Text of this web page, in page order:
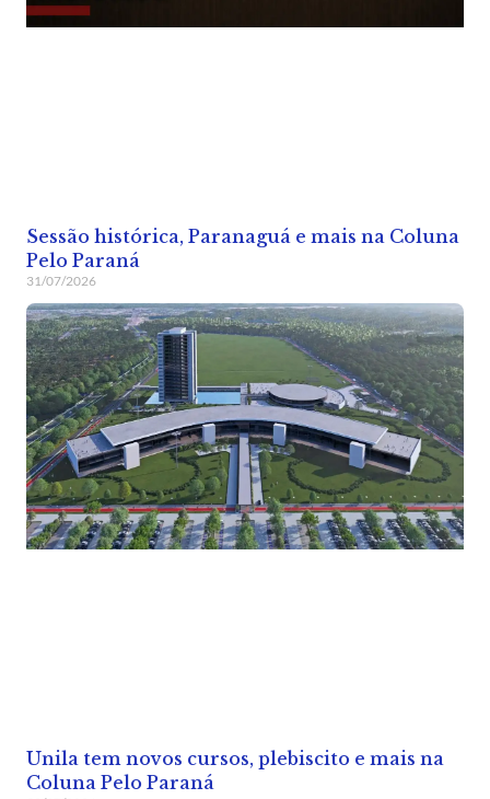
Sessão histórica, Paranaguá e mais na Coluna
Pelo Paraná
31/07/2026
Unila tem novos cursos, plebiscito e mais na
Coluna Pelo Paraná